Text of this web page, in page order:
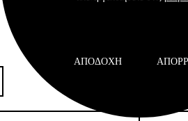
ΑΠΟΔΟΧΉ